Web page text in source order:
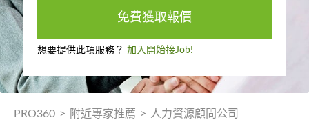
免費獲取報價
想要提供此項服務？ 加入開始接Job!
PRO360 > 附近專家推薦 > 人力資源顧問公司